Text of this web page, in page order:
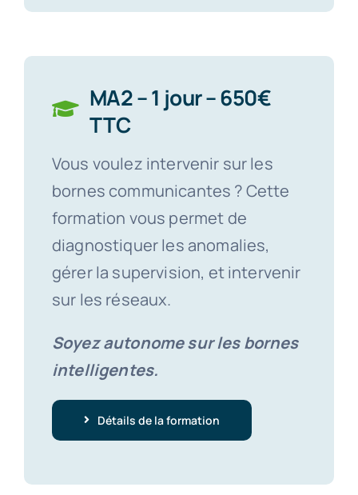
MA2 – 1 jour – 650€
TTC
Vous voulez intervenir sur les
bornes communicantes ? Cette
formation vous permet de
diagnostiquer les anomalies,
gérer la supervision, et intervenir
sur les réseaux.
Soyez autonome sur les bornes
intelligentes.
Détails de la formation